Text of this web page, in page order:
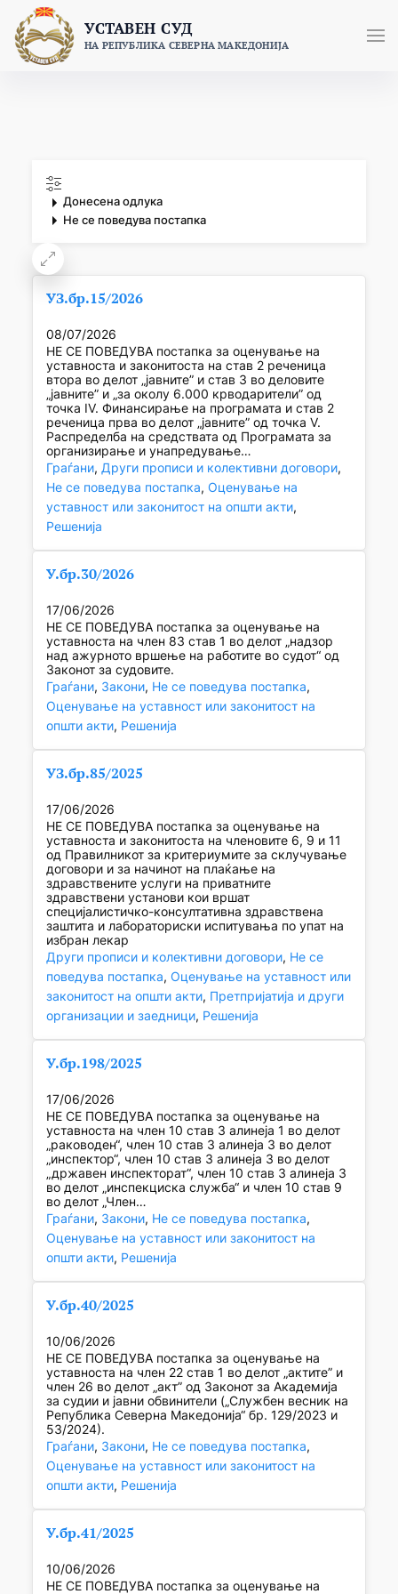
content
УСТАВЕН СУД
НА РЕПУБЛИКА СЕВЕРНА МАКЕДОНИЈА
Донесена одлука
Не се поведува постапка
УЗ.бр.15/2026
08/07/2026
НЕ СЕ ПОВЕДУВА постапка за оценување на
уставноста и законитоста на став 2 реченица
втора во делот „јавните” и став 3 во деловите
„јавните” и „за околу 6.000 крводарители” од
точка IV. Финансирање на програмата и став 2
реченица прва во делот „јавните” од точка V.
Распределба на средствата од Програмата за
организирање и унапредување…
Граѓани, Други прописи и колективни договори
Не се поведува постапка, Оценување на
уставност или законитост на општи акти
Решенија
У.бр.30/2026
17/06/2026
НЕ СЕ ПОВЕДУВА постапка за оценување на
уставноста на член 83 став 1 во делот „надзор
над ажурното вршење на работите во судот“ од
Законот за судовите.
Граѓани, Закони, Не се поведува постапка
Оценување на уставност или законитост на
општи акти, Решенија
УЗ.бр.85/2025
17/06/2026
НЕ СЕ ПОВЕДУВА постапка за оценување на
уставноста и законитоста на членовите 6, 9 и 11
од Правилникот за критериумите за склучување
договори и за начинот на плаќање на
здравствените услуги на приватните
здравствени установи кои вршат
специјалистичко-консултативна здравствена
заштита и лабораториски испитувања по упат на
избран лекар
Други прописи и колективни договори, Не се
поведува постапка, Оценување на уставност или
законитост на општи акти, Претпријатија и други
организации и заедници, Решенија
У.бр.198/2025
17/06/2026
НЕ СЕ ПОВЕДУВА постапка за оценување на
уставноста на член 10 став 3 алинеја 1 во делот
„раководен“, член 10 став 3 алинеја 3 во делот
„инспектор“, член 10 став 3 алинеја 3 во делот
„државен инспекторат“, член 10 став 3 алинеја 3
во делот „инспекциска служба“ и член 10 став 9
во делот „Член…
Граѓани, Закони, Не се поведува постапка
Оценување на уставност или законитост на
општи акти, Решенија
У.бр.40/2025
10/06/2026
НЕ СЕ ПОВЕДУВА постапка за оценување на
уставноста на член 22 став 1 во делот „актите” и
член 26 во делот „акт” од Законот за Академија
за судии и јавни обвинители („Службен весник на
Република Северна Македонија“ бр. 129/2023 и
53/2024).
Граѓани, Закони, Не се поведува постапка
Оценување на уставност или законитост на
општи акти, Решенија
У.бр.41/2025
10/06/2026
НЕ СЕ ПОВЕДУВА постапка за оценување на